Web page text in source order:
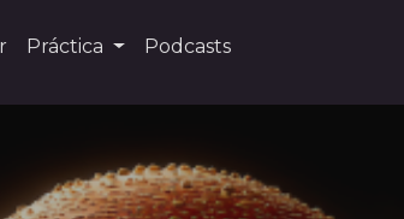
Práctica Podcasts